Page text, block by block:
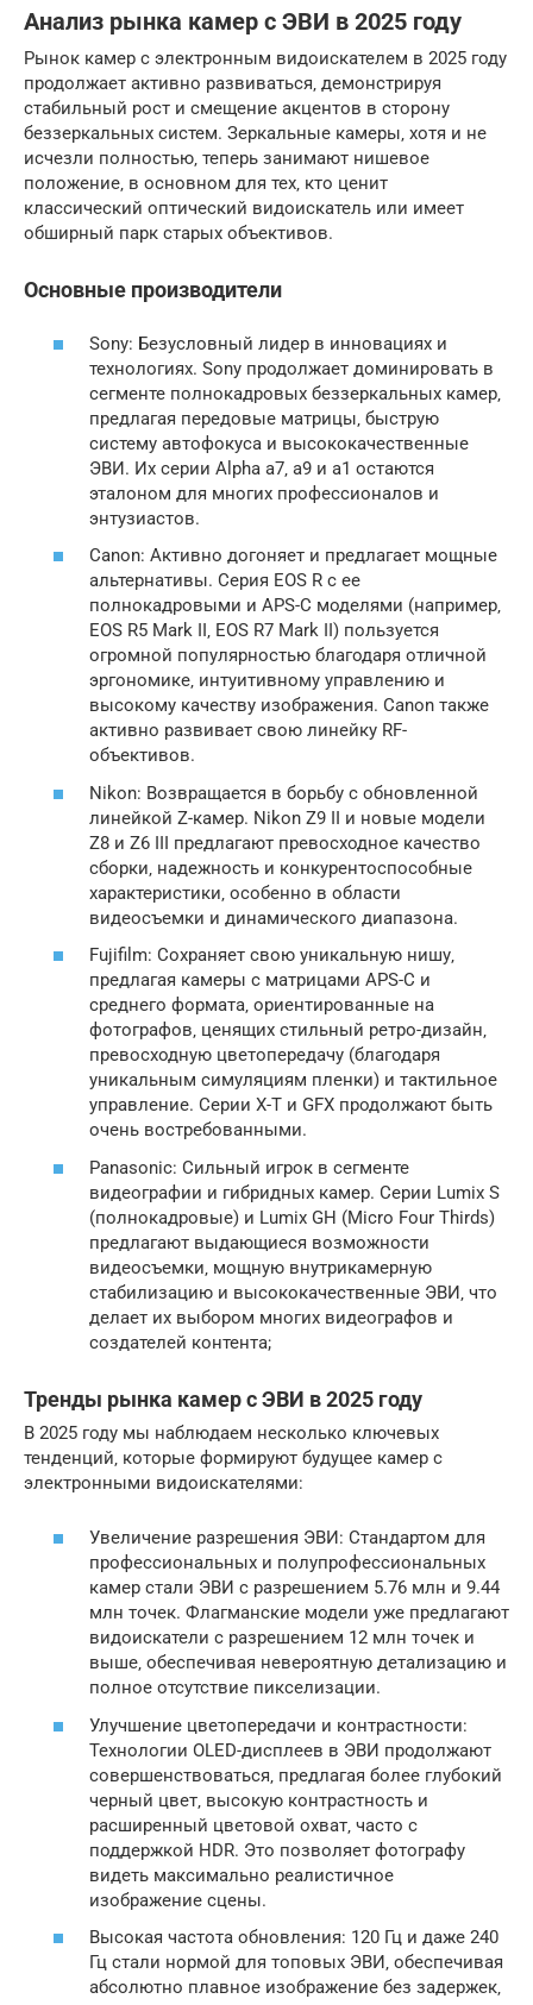
Анализ рынка камер с ЭВИ в 2025 году
Рынок камер с электронным видоискателем в 2025 году
продолжает активно развиваться‚ демонстрируя
стабильный рост и смещение акцентов в сторону
беззеркальных систем. Зеркальные камеры‚ хотя и не
исчезли полностью‚ теперь занимают нишевое
положение‚ в основном для тех‚ кто ценит
классический оптический видоискатель или имеет
обширный парк старых объективов.
Основные производители
Sony: Безусловный лидер в инновациях и
технологиях. Sony продолжает доминировать в
сегменте полнокадровых беззеркальных камер‚
предлагая передовые матрицы‚ быструю
систему автофокуса и высококачественные
ЭВИ. Их серии Alpha a7‚ a9 и a1 остаются
эталоном для многих профессионалов и
энтузиастов.
Canon: Активно догоняет и предлагает мощные
альтернативы. Серия EOS R с ее
полнокадровыми и APS-C моделями (например‚
EOS R5 Mark II‚ EOS R7 Mark II) пользуется
огромной популярностью благодаря отличной
эргономике‚ интуитивному управлению и
высокому качеству изображения. Canon также
активно развивает свою линейку RF-
объективов.
Nikon: Возвращается в борьбу с обновленной
линейкой Z-камер. Nikon Z9 II и новые модели
Z8 и Z6 III предлагают превосходное качество
сборки‚ надежность и конкурентоспособные
характеристики‚ особенно в области
видеосъемки и динамического диапазона.
Fujifilm: Сохраняет свою уникальную нишу‚
предлагая камеры с матрицами APS-C и
среднего формата‚ ориентированные на
фотографов‚ ценящих стильный ретро-дизайн‚
превосходную цветопередачу (благодаря
уникальным симуляциям пленки) и тактильное
управление. Серии X-T и GFX продолжают быть
очень востребованными.
Panasonic: Сильный игрок в сегменте
видеографии и гибридных камер. Серии Lumix S
(полнокадровые) и Lumix GH (Micro Four Thirds)
предлагают выдающиеся возможности
видеосъемки‚ мощную внутрикамерную
стабилизацию и высококачественные ЭВИ‚ что
делает их выбором многих видеографов и
создателей контента;
Тренды рынка камер с ЭВИ в 2025 году
В 2025 году мы наблюдаем несколько ключевых
тенденций‚ которые формируют будущее камер с
электронными видоискателями:
Увеличение разрешения ЭВИ: Стандартом для
профессиональных и полупрофессиональных
камер стали ЭВИ с разрешением 5.76 млн и 9.44
млн точек. Флагманские модели уже предлагают
видоискатели с разрешением 12 млн точек и
выше‚ обеспечивая невероятную детализацию и
полное отсутствие пикселизации.
Улучшение цветопередачи и контрастности:
Технологии OLED-дисплеев в ЭВИ продолжают
совершенствоваться‚ предлагая более глубокий
черный цвет‚ высокую контрастность и
расширенный цветовой охват‚ часто с
поддержкой HDR. Это позволяет фотографу
видеть максимально реалистичное
изображение сцены.
Высокая частота обновления: 120 Гц и даже 240
Гц стали нормой для топовых ЭВИ‚ обеспечивая
абсолютно плавное изображение без задержек‚